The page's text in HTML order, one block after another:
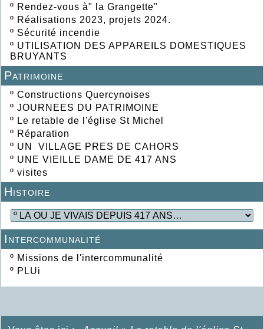
º Rendez-vous à" la Grangette"
º Réalisations 2023, projets 2024.
º Sécurité incendie
º UTILISATION DES APPAREILS DOMESTIQUES
BRUYANTS
Patrimoine
º Constructions Quercynoises
º JOURNEES DU PATRIMOINE
º Le retable de l'église St Michel
º Réparation
º UN VILLAGE PRES DE CAHORS
º UNE VIEILLE DAME DE 417 ANS
º visites
Histoire
Intercommunalité
º Missions de l'intercommunalité
º PLUi